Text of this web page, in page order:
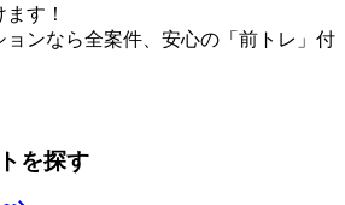
す！
ンなら全案件、安心の「前トレ」付
を探す